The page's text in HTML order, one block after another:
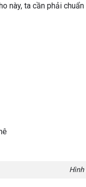
này, ta cần phải
Hình